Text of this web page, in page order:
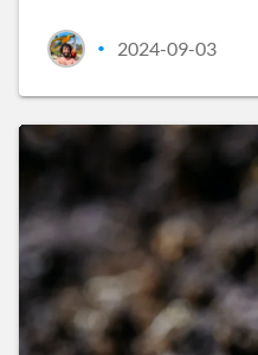
• 2024-09-03